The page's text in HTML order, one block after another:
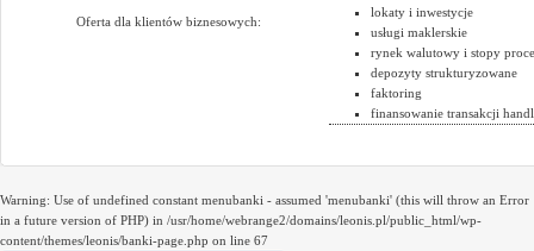
Oferta dla klientów biznesowych:
lokaty i inwestycje
usługi maklerskie
rynek walutowy i stopy
depozyty strukturyzowane
faktoring
finansowanie transakcji
Warning: Use of undefined constant menubanki - assumed 'menubanki' (this will throw an Error
in a future version of PHP) in /usr/home/webrange2/domains/leonis.pl/public_html/wp-
content/themes/leonis/banki-page.php on line 67